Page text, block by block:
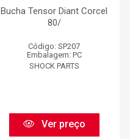
Bucha Tensor Diant Corcel
80/
Código: SP207
Embalagem: PC
SHOCK PARTS
Ver preço